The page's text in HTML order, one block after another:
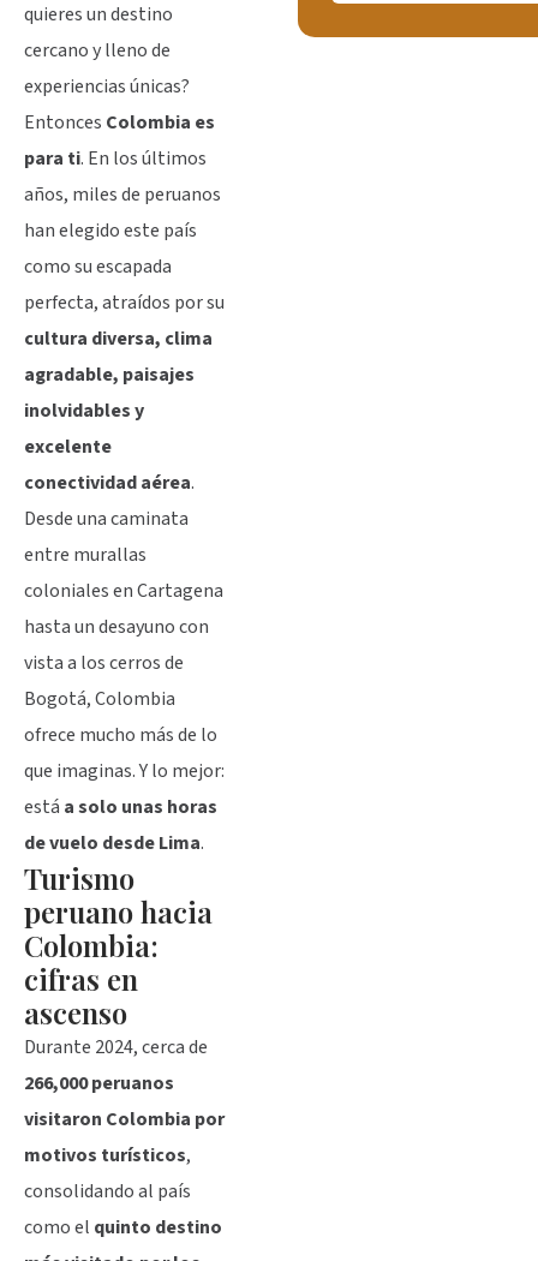
quieres un destino
cercano y lleno de
experiencias únicas?
Entonces Colombia es
para ti. En los últimos
años, miles de peruanos
han elegido este país
como su escapada
perfecta, atraídos por su
cultura diversa, clima
agradable, paisajes
inolvidables y
excelente
conectividad aérea.
Desde una caminata
entre murallas
coloniales en Cartagena
hasta un desayuno con
vista a los cerros de
Bogotá, Colombia
ofrece mucho más de lo
que imaginas. Y lo mejor:
está a solo unas horas
de vuelo desde Lima.
Turismo
peruano hacia
Colombia:
cifras en
ascenso
Durante 2024, cerca de
266,000 peruanos
visitaron Colombia por
motivos turísticos,
consolidando al país
como el quinto destino